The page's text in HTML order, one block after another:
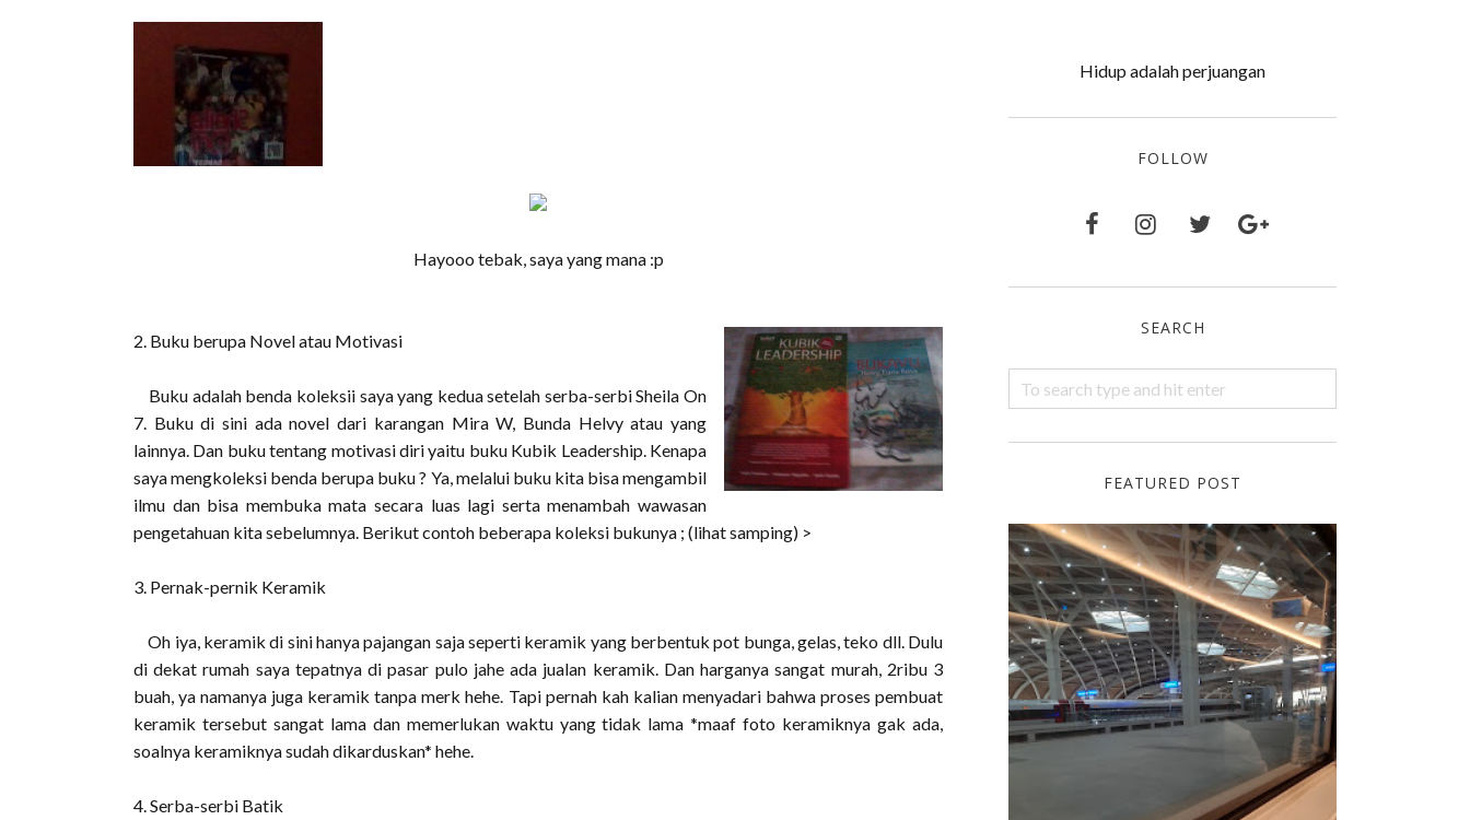
Hayooo tebak, saya yang mana :p
2. Buku berupa Novel atau Motivasi
Buku adalah benda koleksii saya yang kedua setelah serba-serbi Sheila On
7. Buku di sini ada novel dari karangan Mira W, Bunda Helvy atau yang
lainnya. Dan buku tentang motivasi diri yaitu buku Kubik Leadership. Kenapa
saya mengkoleksi benda berupa buku ? Ya, melalui buku kita bisa mengambil
ilmu dan bisa membuka mata secara luas lagi serta menambah wawasan
pengetahuan kita sebelumnya. Berikut contoh beberapa koleksi bukunya ; (lihat samping) >
3. Pernak-pernik Keramik
Oh iya, keramik di sini hanya pajangan saja seperti keramik yang berbentuk pot bunga, gelas, teko dll. Dulu
di dekat rumah saya tepatnya di pasar pulo jahe ada jualan keramik. Dan harganya sangat murah, 2ribu 3
buah, ya namanya juga keramik tanpa merk hehe. Tapi pernah kah kalian menyadari bahwa proses pembuat
keramik tersebut sangat lama dan memerlukan waktu yang tidak lama *maaf foto keramiknya gak ada,
soalnya keramiknya sudah dikarduskan* hehe.
4. Serba-serbi Batik
Hidup adalah perjuangan
FOLLOW
SEARCH
FEATURED POST